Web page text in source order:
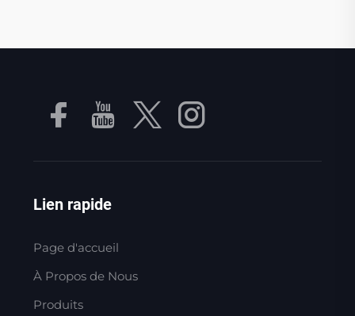
Lien rapide
Page d'accueil
À Propos de Nous
Produits